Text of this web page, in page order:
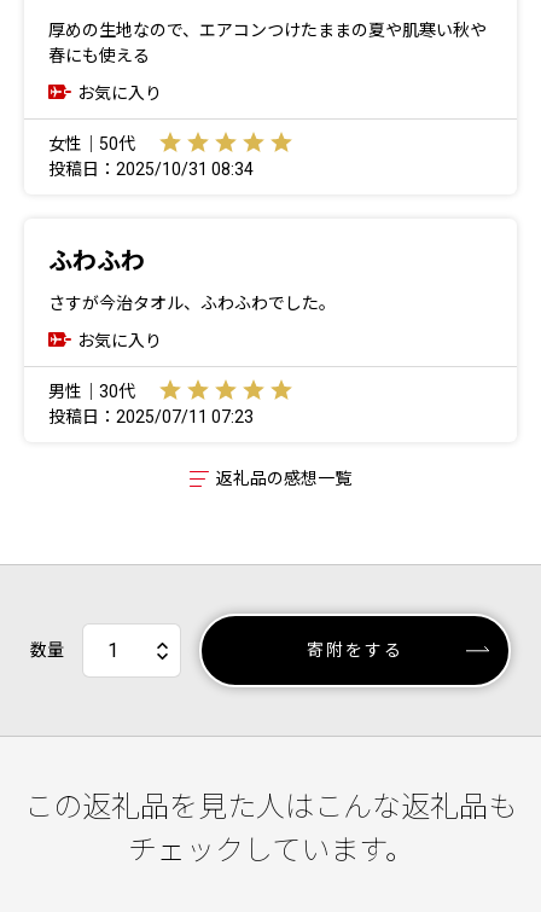
厚めの生地なので、エアコンつけたままの夏や肌寒い秋や
春にも使える
お気に入り
女性｜50代
投稿日：2025/10/31 08:34
ふわふわ
さすが今治タオル、ふわふわでした。
お気に入り
男性｜30代
投稿日：2025/07/11 07:23
返礼品の感想一覧
数量 寄附をする
この返礼品を見た人はこんな返礼品も
チェックしています。